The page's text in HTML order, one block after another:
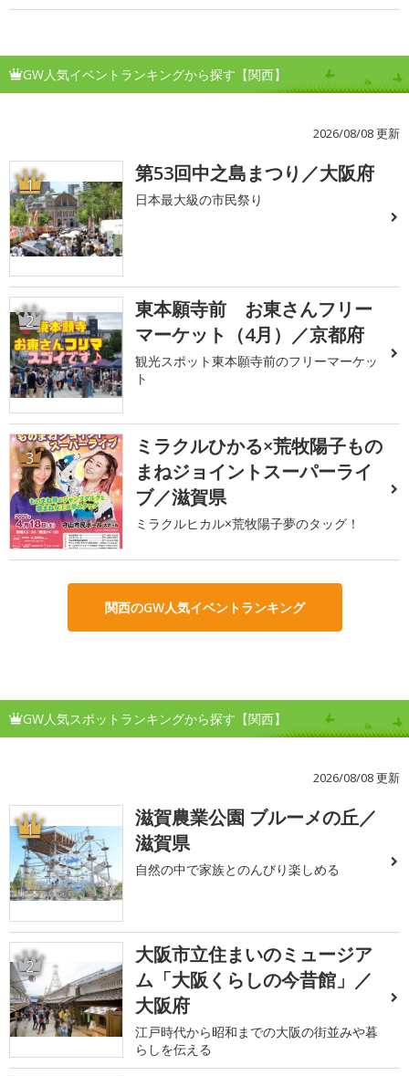
GW人気イベントランキングから探す【関西】
2026/08/08 更新
1 第53回中之島まつり／大阪府
日本最大級の市民祭り
2
東本願寺前 お東さんフリー
マーケット（4月）／京都府
観光スポット東本願寺前のフリーマーケッ
ト
3
ミラクルひかる×荒牧陽子もの
まねジョイントスーパーライ
ブ／滋賀県
ミラクルヒカル×荒牧陽子夢のタッグ！
関西のGW人気イベントランキング
GW人気スポットランキングから探す【関西】
2026/08/08 更新
1
滋賀農業公園 ブルーメの丘／
滋賀県
自然の中で家族とのんびり楽しめる
2
大阪市立住まいのミュージア
ム「大阪くらしの今昔館」／
大阪府
江戸時代から昭和までの大阪の街並みや暮
らしを伝える